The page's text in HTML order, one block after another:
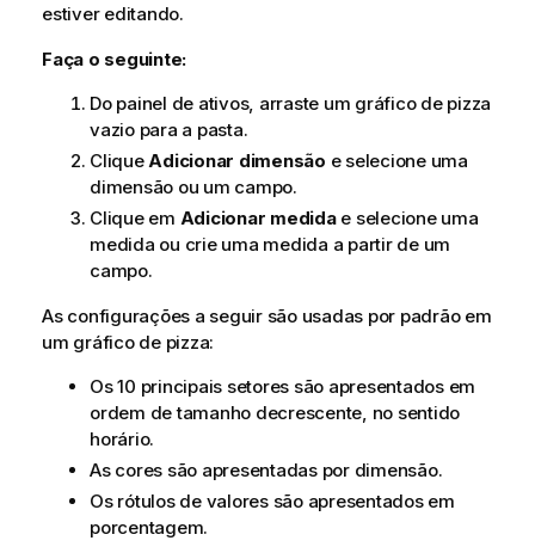
estiver editando.
Faça o seguinte:
Do painel de ativos, arraste um gráfico de pizza
vazio para a pasta.
CliqueAdicionar dimensão e selecione uma
dimensão ou um campo.
Clique em Adicionar medidae selecione uma
medida ou crie uma medida a partir de um
campo.
As configurações a seguir são usadas por padrão em
um gráfico de pizza:
Os 10 principais setores são apresentados em
ordem de tamanho decrescente, no sentido
horário.
As cores são apresentadas por dimensão.
Os rótulos de valores são apresentados em
porcentagem.